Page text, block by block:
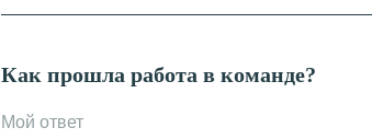
Как прошла работа в команде?